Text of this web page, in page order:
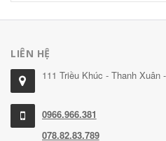
LIÊN HỆ
111 Triều Khúc - Thanh Xuân
0966.966.381
078.82.83.789